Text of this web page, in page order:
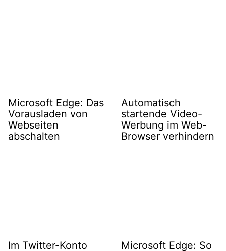
Microsoft Edge: Das
Vorausladen von
Webseiten
abschalten
Automatisch
startende Video-
Werbung im Web-
Browser verhindern
Im Twitter-Konto
Microsoft Edge: So